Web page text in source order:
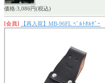
価格:3,086円(税込)
[会員] 【再入荷】MB-96FL ﾍﾞﾙﾄﾎﾙﾀﾞｰ